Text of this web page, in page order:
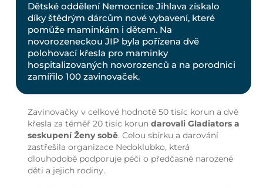
Dětské oddělení Nemocnice Jihlava získalo
díky štědrým dárcům nové vybavení, které
pomůže maminkám i dětem. Na
novorozeneckou JIP byla pořízena dvě
polohovací křesla pro maminky
hospitalizovaných novorozenců a na porodnici
zamířilo 100 zavinovaček.
Zavinovačky v celkové hodnotě 50 tisíc korun a dvě
křesla za téměř 20 tisíc korun darovali Gladiators a
seskupení Ženy sobě. Celou sbírku a darování
zastřešila organizace Nedoklubko, která
dlouhodobě podporuje péči o předčasně narozené
děti a jejich rodiny.